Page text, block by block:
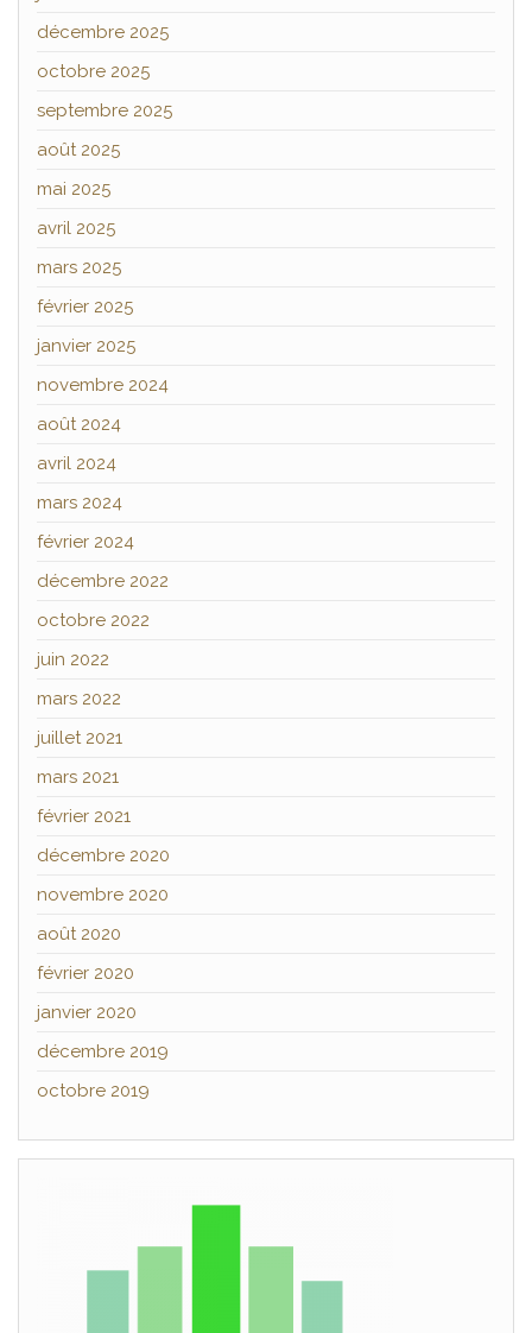
décembre 2025
octobre 2025
septembre 2025
août 2025
mai 2025
avril 2025
mars 2025
février 2025
janvier 2025
novembre 2024
août 2024
avril 2024
mars 2024
février 2024
décembre 2022
octobre 2022
juin 2022
mars 2022
juillet 2021
mars 2021
février 2021
décembre 2020
novembre 2020
août 2020
février 2020
janvier 2020
décembre 2019
octobre 2019